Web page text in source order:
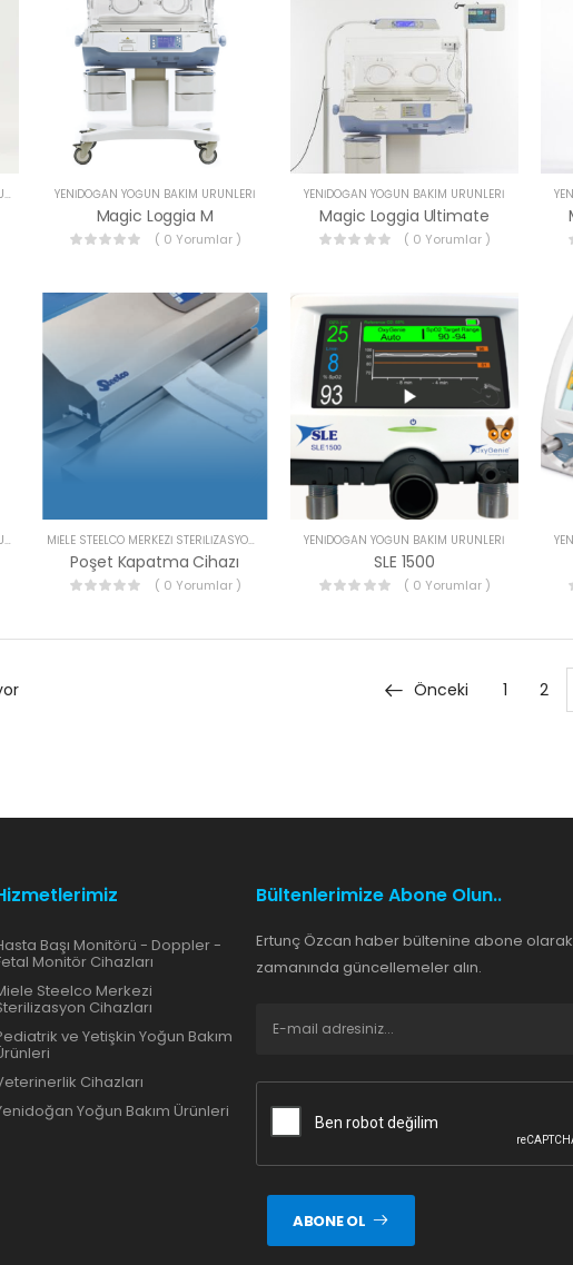
PEDIATRIK VE YETIŞKIN YOĞUN BAKIM ÜRÜNLERI YENIDOĞAN YOĞUN BAKIM ÜRÜNLERI
Magic Loggia M
( 0 Yorumlar )
YENIDOĞAN YOĞUN BAKIM ÜRÜNLERI
Magic Loggia Ultimate
( 0 Yorumlar )
PEDIATRIK VE YETIŞKIN YOĞUN BAKIM ÜRÜNLERI MIELE STEELCO MERKEZI STERILIZASYON CIHAZLARI
Poşet Kapatma Cihazı
( 0 Yorumlar )
YENIDOĞAN YOĞUN BAKIM ÜRÜNLERI
SLE 1500
( 0 Yorumlar )
Önceki 1 2
Başı Monitörü - Doppler -
Monitör Cihazları
Steelco Merkezi
Cihazları
ve Yetişkin Yoğun Bakım
Cihazları
Yoğun Bakım Ürünleri
Bültenlerimize Abone Olun..
Ertunç Özcan haber bültenine abone olarak
zamanında güncellemeler alın.
ABONE OL